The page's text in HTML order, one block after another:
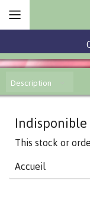
Description
Indisponible
This stock or
Accueil